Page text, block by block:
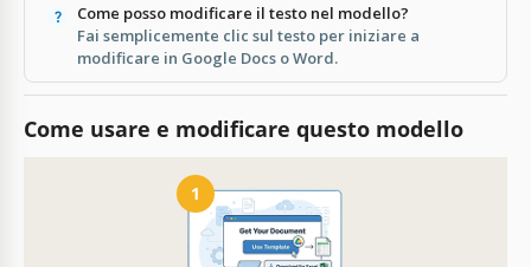
Come posso modificare il testo nel modello?
Fai semplicemente clic sul testo per iniziare a
modificare in Google Docs o Word.
Come usare e modificare questo modello
1